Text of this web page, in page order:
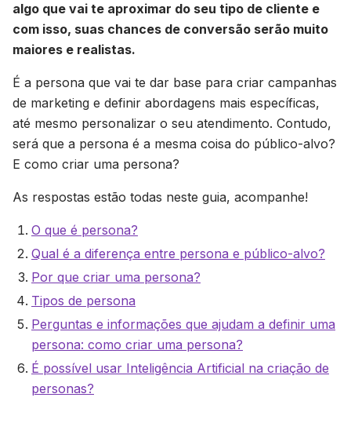
algo que vai te aproximar do seu tipo de cliente e
com isso, suas chances de conversão serão muito
maiores e realistas.
É a persona que vai te dar base para criar campanhas
de marketing e definir abordagens mais específicas,
até mesmo personalizar o seu atendimento. Contudo,
será que a persona é a mesma coisa do público-alvo?
E como criar uma persona?
As respostas estão todas neste guia, acompanhe!
O que é persona?
Qual é a diferença entre persona e público-alvo?
Por que criar uma persona?
Tipos de persona
Perguntas e informações que ajudam a definir uma
persona: como criar uma persona?
É possível usar Inteligência Artificial na criação de
personas?